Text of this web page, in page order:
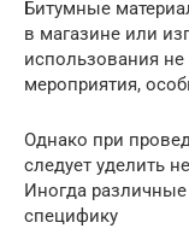
Битумные
в магазине или
использования
мероприятия,
Однако при
следует уделить
Иногда
специфику